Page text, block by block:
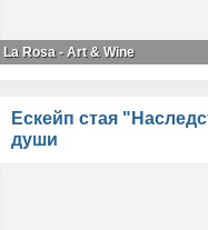
La Rosa - Art & Wine
Ескейп стая
души